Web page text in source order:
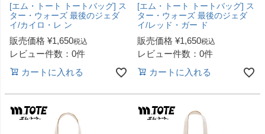
[エム・トート トートバッグ] ス
ター・ウォーズ 最後のジェダ
イ/カイロ・レ ン
販売価格 ¥1,650税込
レビュー件数：0件
カートに入れる
[エム・トート トートバッグ] ス
ター・ウォーズ 最後のジェダ
イ/レッド・ガー ド
販売価格 ¥1,650税込
レビュー件数：0件
カートに入れる